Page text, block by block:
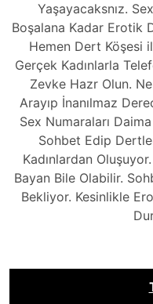
Yaşayacaksnız.
Boşalana Kadar Erotik
Hemen Dert Köşesi
Gerçek Kadınlarla
Zevke Hazr Olun.
Arayıp İnanılmaz
Sex Numaraları
Sohbet Edip
Kadınlardan
Bayan Bile Olabilir.
Bekliyor. Kesinlikle